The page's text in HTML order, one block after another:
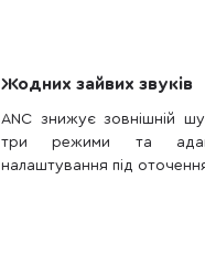
Жодних зайвих звуків
ANC знижує зовнішній
три режими та
налаштування під